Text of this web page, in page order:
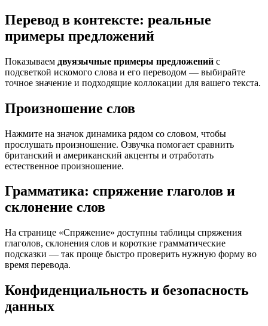
Перевод в контексте: реальные
примеры предложений
Показываем двуязычные примеры предложений с
подсветкой искомого слова и его переводом — выбирайте
точное значение и подходящие коллокации для вашего текста.
Произношение слов
Нажмите на значок динамика рядом со словом, чтобы
прослушать произношение. Озвучка помогает сравнить
британский и американский акценты и отработать
естественное произношение.
Грамматика: спряжение глаголов и
склонение слов
На странице «Спряжение» доступны таблицы спряжения
глаголов, склонения слов и короткие грамматические
подсказки — так проще быстро проверить нужную форму во
время перевода.
Конфиденциальность и безопасность
данных